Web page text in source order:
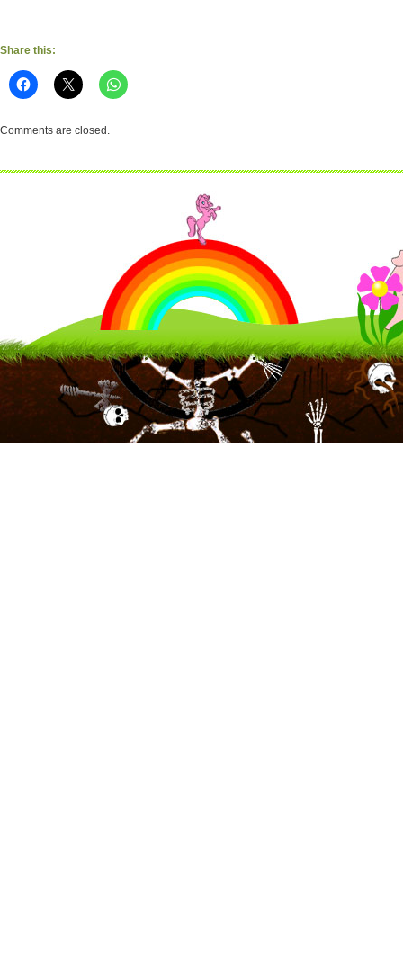
Share this:
Comments are closed.